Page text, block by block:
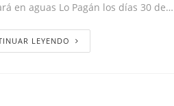
en aguas Lo Pagán los días 30 de…
LEYENDO